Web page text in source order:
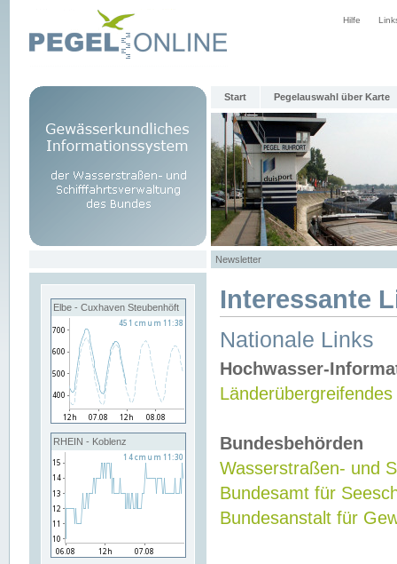
Hilfe
Start Pegelauswahl über Karte
Newsletter
Elbe - Cuxhaven Steubenhöft
RHEIN - Koblenz
Interessante
Nationale Links
Hochwasser-
Bundesbehörden
Wasserstraßen- und
Bundesamt für
Bundesanstalt für